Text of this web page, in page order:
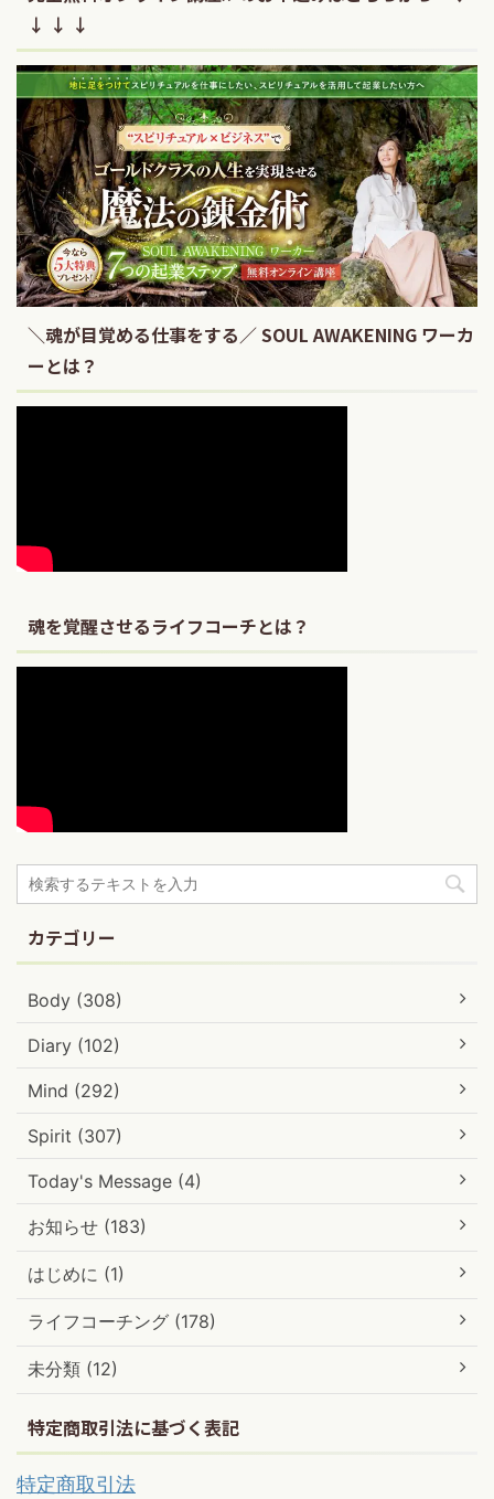
↓ ↓ ↓
＼魂が目覚める仕事をする／ SOUL AWAKENING ワーカ
ーとは？
魂を覚醒させるライフコーチとは？
カテゴリー
Body (308)
Diary (102)
Mind (292)
Spirit (307)
Today's Message (4)
お知らせ (183)
はじめに (1)
ライフコーチング (178)
未分類 (12)
特定商取引法に基づく表記
特定商取引法